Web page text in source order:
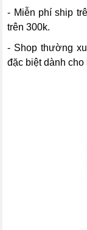
- Miễn phí ship
trên 300k.
- Shop thường
đặc biệt dành cho